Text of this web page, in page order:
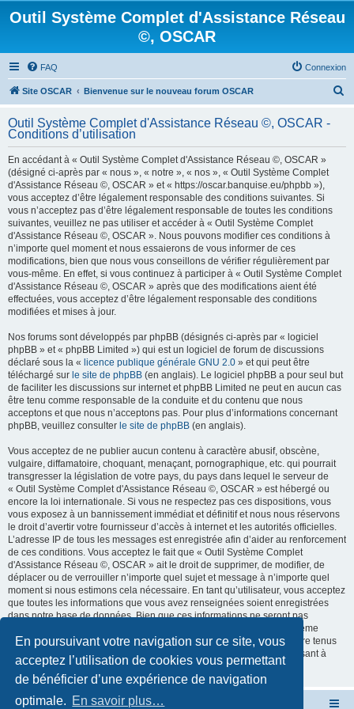
En poursuivant votre navigation sur ce site, vous
acceptez l’utilisation de cookies vous permettant
de bénéficier d’une expérience de navigation
optimale. En savoir plus…
Outil Système Complet d'Assistance Réseau
©, OSCAR
FAQ Connexion
Site OSCAR Bienvenue sur le nouveau forum OSCAR
h
Outil Système Complet d'Assistance Réseau ©, OSCAR -
Conditions d’utilisation
En accédant à « Outil Système Complet d'Assistance Réseau ©, OSCAR »
(désigné ci-après par « nous », « notre », « nos », « Outil Système Complet
d'Assistance Réseau ©, OSCAR » et « https://oscar.banquise.eu/phpbb »),
vous acceptez d’être légalement responsable des conditions suivantes. Si
vous n’acceptez pas d’être légalement responsable de toutes les conditions
suivantes, veuillez ne pas utiliser et accéder à « Outil Système Complet
d'Assistance Réseau ©, OSCAR ». Nous pouvons modifier ces conditions à
n’importe quel moment et nous essaierons de vous informer de ces
modifications, bien que nous vous conseillons de vérifier régulièrement par
vous-même. En effet, si vous continuez à participer à « Outil Système Complet
d'Assistance Réseau ©, OSCAR » après que des modifications aient été
effectuées, vous acceptez d’être légalement responsable des conditions
modifiées et mises à jour.
Nos forums sont développés par phpBB (désignés ci-après par « logiciel
phpBB » et « phpBB Limited ») qui est un logiciel de forum de discussions
déclaré sous la « licence publique générale GNU 2.0 » et qui peut être
téléchargé sur le site de phpBB (en anglais). Le logiciel phpBB a pour seul but
de faciliter les discussions sur internet et phpBB Limited ne peut en aucun cas
être tenu comme responsable de la conduite et du contenu que nous
acceptons et que nous n’acceptons pas. Pour plus d’informations concernant
phpBB, veuillez consulter le site de phpBB (en anglais).
Vous acceptez de ne publier aucun contenu à caractère abusif, obscène,
vulgaire, diffamatoire, choquant, menaçant, pornographique, etc. qui pourrait
transgresser la législation de votre pays, du pays dans lequel le serveur de
« Outil Système Complet d'Assistance Réseau ©, OSCAR » est hébergé ou
encore la loi internationale. Si vous ne respectez pas ces dispositions, vous
vous exposez à un bannissement immédiat et définitif et nous nous réservons
le droit d’avertir votre fournisseur d’accès à internet et les autorités officielles.
L’adresse IP de tous les messages est enregistrée afin d’aider au renforcement
de ces conditions. Vous acceptez le fait que « Outil Système Complet
d'Assistance Réseau ©, OSCAR » ait le droit de supprimer, de modifier, de
déplacer ou de verrouiller n’importe quel sujet et message à n’importe quel
moment si nous estimons cela nécessaire. En tant qu’utilisateur, vous acceptez
que toutes les informations que vous avez renseignées soient enregistrées
dans notre base de données. Bien que ces informations ne seront pas
diffusées à une tierce partie sans votre consentement, ni « Outil Système
Complet d'Assistance Réseau ©, OSCAR », ni phpBB, ne pourront être tenus
comme responsables en cas de tentative de piratage informatique visant à
compromettre vos données.
Site OSCAR Bienvenue sur le nouveau forum OSCAR